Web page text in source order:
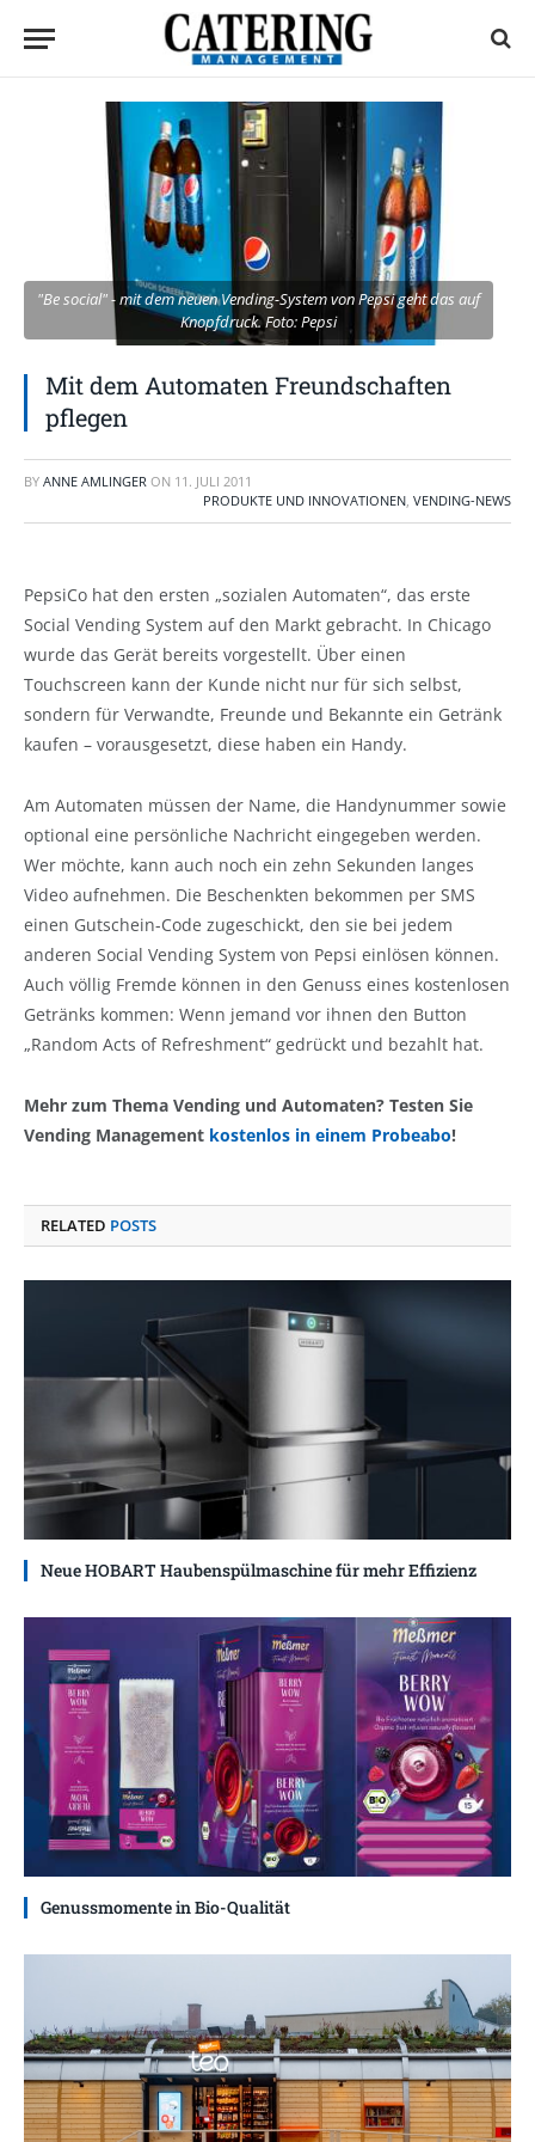
"Be social" - mit dem neuen Vending-System von Pepsi geht das auf
Knopfdruck. Foto: Pepsi
Mit dem Automaten Freundschaften
pflegen
BY ANNE AMLINGER ON 11. JULI 2011
PRODUKTE UND INNOVATIONEN, VENDING-NEWS
PepsiCo hat den ersten „sozialen Automaten“, das erste
Social Vending System auf den Markt gebracht. In Chicago
wurde das Gerät bereits vorgestellt. Über einen
Touchscreen kann der Kunde nicht nur für sich selbst,
sondern für Verwandte, Freunde und Bekannte ein Getränk
kaufen – vorausgesetzt, diese haben ein Handy.
Am Automaten müssen der Name, die Handynummer sowie
optional eine persönliche Nachricht eingegeben werden.
Wer möchte, kann auch noch ein zehn Sekunden langes
Video aufnehmen. Die Beschenkten bekommen per SMS
einen Gutschein-Code zugeschickt, den sie bei jedem
anderen Social Vending System von Pepsi einlösen können.
Auch völlig Fremde können in den Genuss eines kostenlosen
Getränks kommen: Wenn jemand vor ihnen den Button
„Random Acts of Refreshment“ gedrückt und bezahlt hat.
Mehr zum Thema Vending und Automaten? Testen Sie
Vending Management kostenlos in einem Probeabo!
RELATED POSTS
Neue HOBART Haubenspülmaschine für mehr Effizienz
Genussmomente in Bio-Qualität